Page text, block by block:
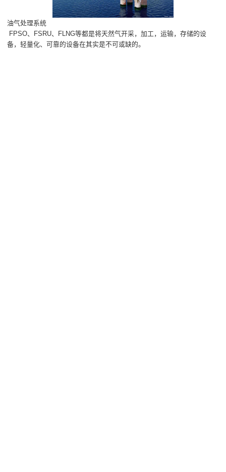
油气处理系统
FPSO、FSRU、FLNG等都是将天然气开采，加工，运输，存储的设
备，轻量化、可靠的设备在其实是不可或缺的。